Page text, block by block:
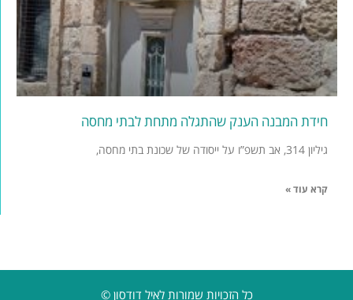
חידת המבנה הענק שהתגלה מתחת לבתי מחסה
גיליון 314, אב תשפ”ו על ייסודה של שכונת בתי מחסה,
קרא עוד »
כל הזכויות שמורות לאיל דודסון ©